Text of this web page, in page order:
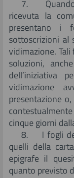
7. Quando
ricevuta la
presentano i
sottoscrizioni al
vidimazione.
soluzioni,
dell’iniziativa
vidimazione
presentazione
cinque giorni
8. I fogli
quelli della
epigrafe il
quanto previsto